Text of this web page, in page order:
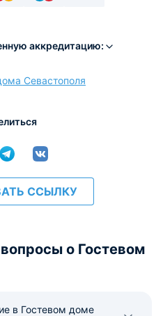
аккредитацию:
Севастополя
ССЫЛКУ
о Гостевом
в Гостевом доме